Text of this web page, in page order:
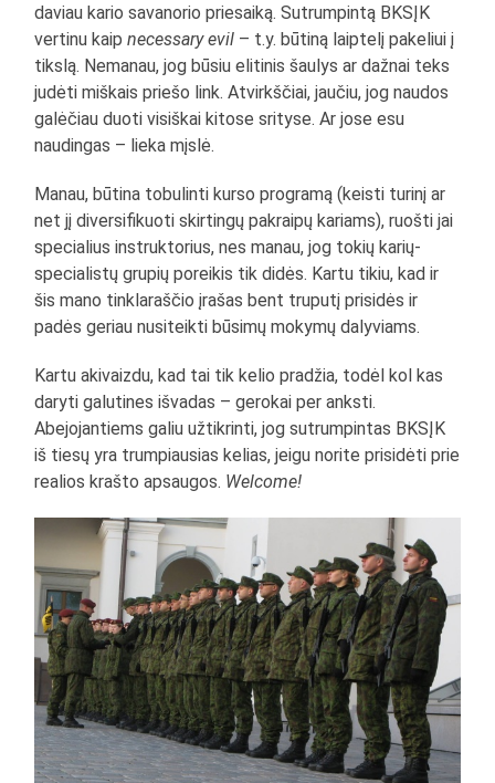
daviau kario savanorio priesaiką. Sutrumpintą BKSĮK
vertinu kaipnecessary evil – t.y. būtiną laiptelį pakeliui į
tikslą. Nemanau, jog būsiu elitinis šaulys ar dažnai teks
judėti miškais priešo link. Atvirkščiai, jaučiu, jog naudos
galėčiau duoti visiškai kitose srityse. Ar jose esu
naudingas – lieka mįslė.
Manau, būtina tobulinti kurso programą (keisti turinį ar
net jį diversifikuoti skirtingų pakraipų kariams), ruošti jai
specialius instruktorius, nes manau, jog tokių karių-
specialistų grupių poreikis tik didės. Kartu tikiu, kad ir
šis mano tinklaraščio įrašas bent truputį prisidės ir
padės geriau nusiteikti būsimų mokymų dalyviams.
Kartu akivaizdu, kad tai tik kelio pradžia, todėl kol kas
daryti galutines išvadas – gerokai per anksti.
Abejojantiems galiu užtikrinti, jog sutrumpintas BKSĮK
iš tiesų yra trumpiausias kelias, jeigu norite prisidėti prie
realios krašto apsaugos. Welcome!